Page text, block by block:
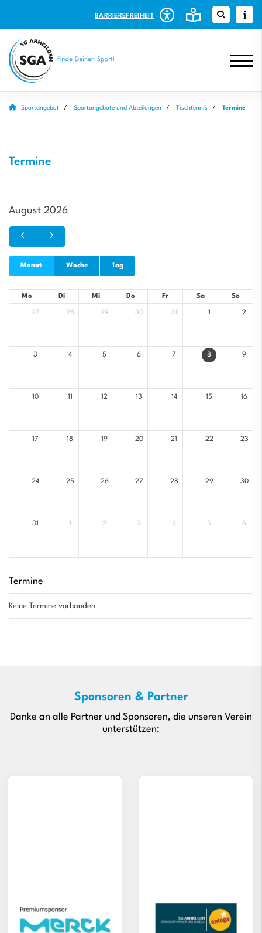
BARRIEREFREIHEIT
Sportangebot Sportangebote und Abteilungen Tischtennis Termine
Termine
August 2026
Monat Woche Tag
Mo Di Mi Do Fr Sa So
27 28 29 30 31 1 2
3 4 5 6 7 8 9
10 11 12 13 14 15 16
17 18 19 20 21 22 23
24 25 26 27 28 29 30
31 1 2 3 4 5 6
Termine
Keine Termine vorhanden
Sponsoren & Partner
Danke an alle Partner und Sponsoren, die unseren Verein
unterstützen: